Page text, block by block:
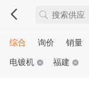
综合 询价 销量
电镀机
福建